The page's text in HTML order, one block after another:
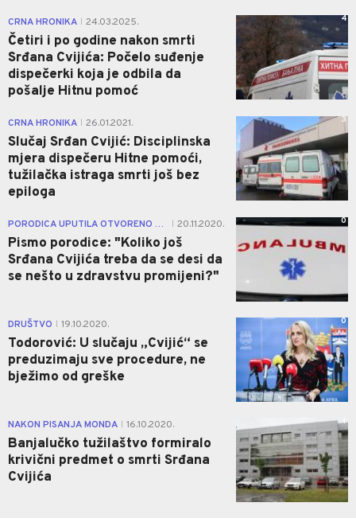
CRNA HRONIKA 24.03.2025.
Četiri i po godine nakon smrti
Srđana Cvijića: Počelo suđenje
dispečerki koja je odbila da
pošalje Hitnu pomoć
4
CRNA HRONIKA 26.01.2021.
Slučaj Srđan Cvijić: Disciplinska
mjera dispečeru Hitne pomoći,
tužilačka istraga smrti još bez
epiloga
3
PORODICA UPUTILA OTVORENO PISMO MINISTRU 20.11.2020.
Pismo porodice: "Koliko još
Srđana Cvijića treba da se desi da
se nešto u zdravstvu promijeni?"
0
DRUŠTVO 19.10.2020.
Todorović: U slučaju „Cvijić“ se
preduzimaju sve procedure, ne
bježimo od greške
0
NAKON PISANJA MONDA 16.10.2020.
Banjalučko tužilaštvo formiralo
krivični predmet o smrti Srđana
Cvijića
1